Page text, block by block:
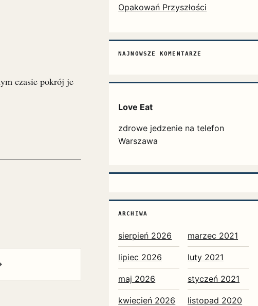
czasie pokrój je
Opakowań Przyszłości
NAJNOWSZE KOMENTARZE
Love Eat
zdrowe jedzenie na telefon
Warszawa
ARCHIWA
sierpień 2026
lipiec 2026
maj 2026
kwiecień 2026
marzec 2021
luty 2021
styczeń 2021
listopad 2020